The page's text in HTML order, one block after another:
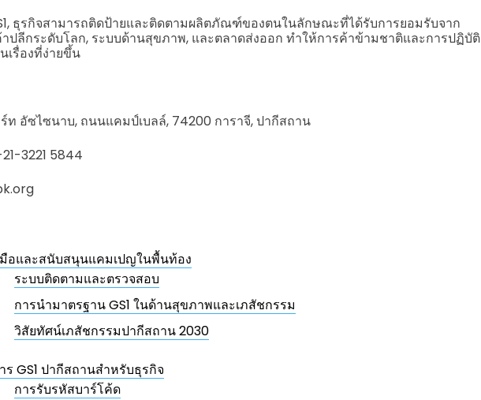
ธุรกิจสามารถติดป้ายและติดตามผลิตภัณฑ์ของตนในลักษณะที่ได้รับการยอมรับจาก
ปลีกระดับโลก, ระบบด้านสุขภาพ, และตลาดส่งออก ทำให้การค้าข้ามชาติและการปฏิบัติ
เรื่องที่ง่ายขึ้น
ท อัซไซนาบ, ถนนแคมป์เบลล์, 74200 การาจี, ปากีสถาน
3221 5844
อและสนับสนุนแคมเปญในพื้นท้อง
ระบบติดตามและตรวจสอบ
การนำมาตรฐาน GS1 ในด้านสุขภาพและเภสัชกรรม
วิสัยทัศน์เภสัชกรรมปากีสถาน 2030
ร GS1 ปากีสถานสำหรับธุรกิจ
การรับรหัสบาร์โค้ด